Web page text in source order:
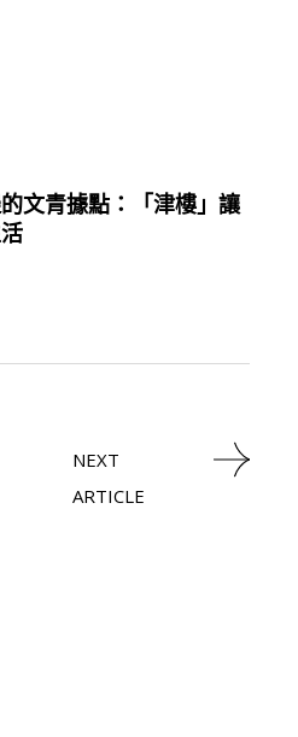
文青據點：「津樓」讓
NEXT
ARTICLE